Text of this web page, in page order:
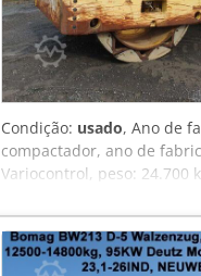
Condição: usado, Ano de
compactador, ano de
Variocontrol, peso: 24.700
para uso. Mediante
O Sr. Mihm (tel.) terá o
site. Reservamo-nos o
informações = Para mais